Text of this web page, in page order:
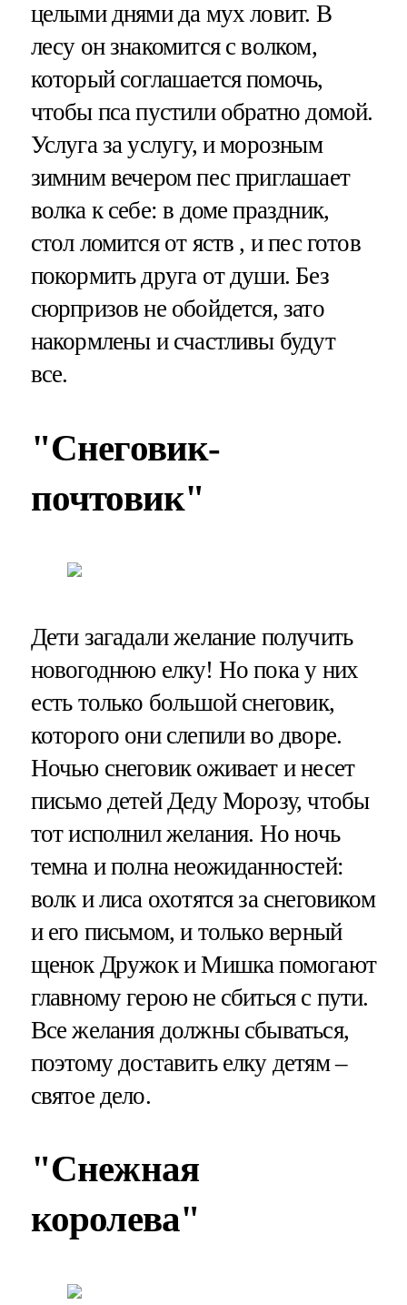
целыми днями да мух ловит. В
лесу он знакомится с волком,
который соглашается помочь,
чтобы пса пустили обратно домой.
Услуга за услугу, и морозным
зимним вечером пес приглашает
волка к себе: в доме праздник,
стол ломится от яств , и пес готов
покормить друга от души. Без
сюрпризов не обойдется, зато
накормлены и счастливы будут
все.
"Снеговик-
почтовик"
Дети загадали желание получить
новогоднюю елку! Но пока у них
есть только большой снеговик,
которого они слепили во дворе.
Ночью снеговик оживает и несет
письмо детей Деду Морозу, чтобы
тот исполнил желания. Но ночь
темна и полна неожиданностей:
волк и лиса охотятся за снеговиком
и его письмом, и только верный
щенок Дружок и Мишка помогают
главному герою не сбиться с пути.
Все желания должны сбываться,
поэтому доставить елку детям –
святое дело.
"Снежная
королева"